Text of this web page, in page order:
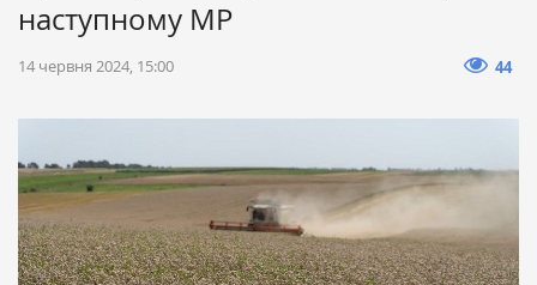
наступному МР
14 червня 2024, 15:00 44